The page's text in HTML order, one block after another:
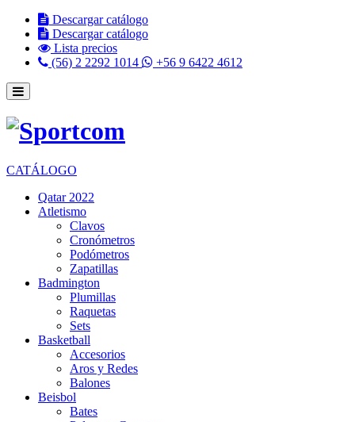
Descargar catálogo
Descargar catálogo
Lista precios
(56) 2 2292 1014
+56 9 6422 4612
CATÁLOGO
Qatar 2022
Atletismo
Clavos
Cronómetros
Podómetros
Zapatillas
Badmington
Plumillas
Raquetas
Sets
Basketball
Accesorios
Aros y Redes
Balones
Beisbol
Bates